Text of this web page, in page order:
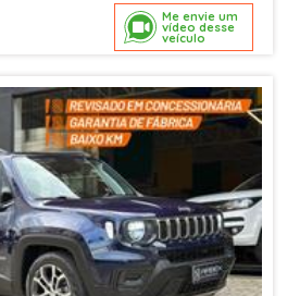
Me envie um
vídeo desse
veículo